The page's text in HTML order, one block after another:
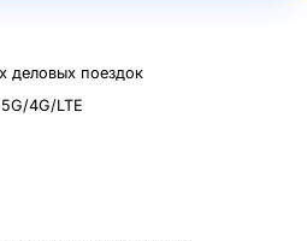
деловых поездок
4G/LTE